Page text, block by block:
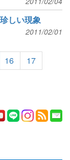
しい現象
2011/02/01
16
17